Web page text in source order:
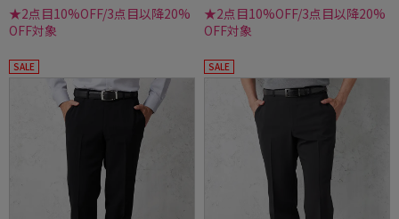
★2点目10%OFF/3点目以降20%
OFF対象
★2点目10%OFF/3点目以降20%
OFF対象
SALE SALE